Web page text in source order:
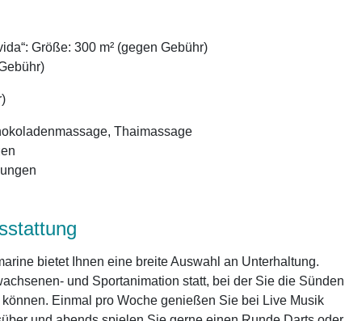
Größe: 300 m² (gegen Gebühr)
Thaimassage
bietet Ihnen eine breite Auswahl an Unterhaltung.
und Sportanimation statt, bei der Sie die Sünden
Einmal pro Woche genießen Sie bei Live Musik